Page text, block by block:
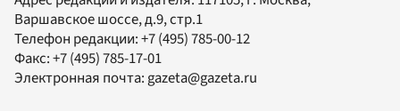
Варшавское шоссе, д.9, стр.1
Телефон редакции:+7 (495) 785-00-12
Факс:+7 (495) 785-17-01
Электронная почта: gazeta@gazeta.ru